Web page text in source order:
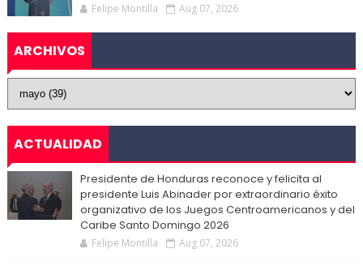
Felipe Montilla Aug 07, 2026
ARCHIVOS
ACTUALIDAD
Presidente de Honduras reconoce y felicita al
presidente Luis Abinader por extraordinario éxito
organizativo de los Juegos Centroamericanos y del
Caribe Santo Domingo 2026
Felipe Montilla Aug 07, 2026